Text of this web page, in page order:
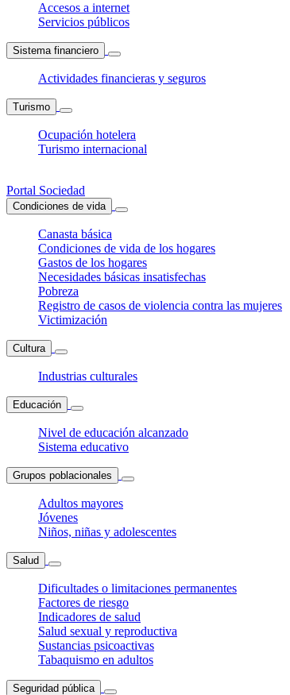
Accesos a internet
Servicios públicos
Sistema financiero
Actividades financieras y seguros
Turismo
Ocupación hotelera
Turismo internacional
Portal Sociedad
Condiciones de vida
Canasta básica
Condiciones de vida de los hogares
Gastos de los hogares
Necesidades básicas insatisfechas
Pobreza
Registro de casos de violencia contra las mujeres
Victimización
Cultura
Industrias culturales
Educación
Nivel de educación alcanzado
Sistema educativo
Grupos poblacionales
Adultos mayores
Jóvenes
Niños, niñas y adolescentes
Salud
Dificultades o limitaciones permanentes
Factores de riesgo
Indicadores de salud
Salud sexual y reproductiva
Sustancias psicoactivas
Tabaquismo en adultos
Seguridad pública